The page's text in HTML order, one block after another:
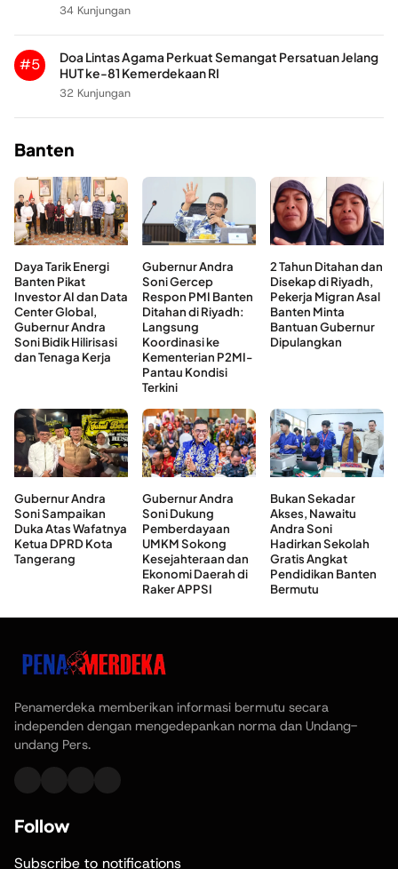
34 Kunjungan
#5
Doa Lintas Agama Perkuat Semangat Persatuan Jelang
HUT ke-81 Kemerdekaan RI
32 Kunjungan
Banten
Daya Tarik Energi
Banten Pikat
Investor AI dan Data
Center Global,
Gubernur Andra
Soni Bidik Hilirisasi
dan Tenaga Kerja
Gubernur Andra
Soni Gercep
Respon PMI Banten
Ditahan di Riyadh:
Langsung
Koordinasi ke
Kementerian P2MI-
Pantau Kondisi
Terkini
2 Tahun Ditahan dan
Disekap di Riyadh,
Pekerja Migran Asal
Banten Minta
Bantuan Gubernur
Dipulangkan
Gubernur Andra
Soni Sampaikan
Duka Atas Wafatnya
Ketua DPRD Kota
Tangerang
Gubernur Andra
Soni Dukung
Pemberdayaan
UMKM Sokong
Kesejahteraan dan
Ekonomi Daerah di
Raker APPSI
Bukan Sekadar
Akses, Nawaitu
Andra Soni
Hadirkan Sekolah
Gratis Angkat
Pendidikan Banten
Bermutu
Penamerdeka memberikan informasi bermutu secara
independen dengan mengedepankan norma dan Undang-
undang Pers.
Follow
Subscribe to notifications